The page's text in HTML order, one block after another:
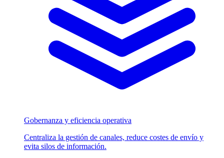
Gobernanza y eficiencia operativa
Centraliza la gestión de canales, reduce costes de envío y
evita silos de información.